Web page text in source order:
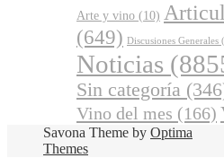
Arte y vino (10)
(649) Discusiones Generales
Noticias
Sin categoría
Vino del mes (166)
Savona Theme by Optima
Themes